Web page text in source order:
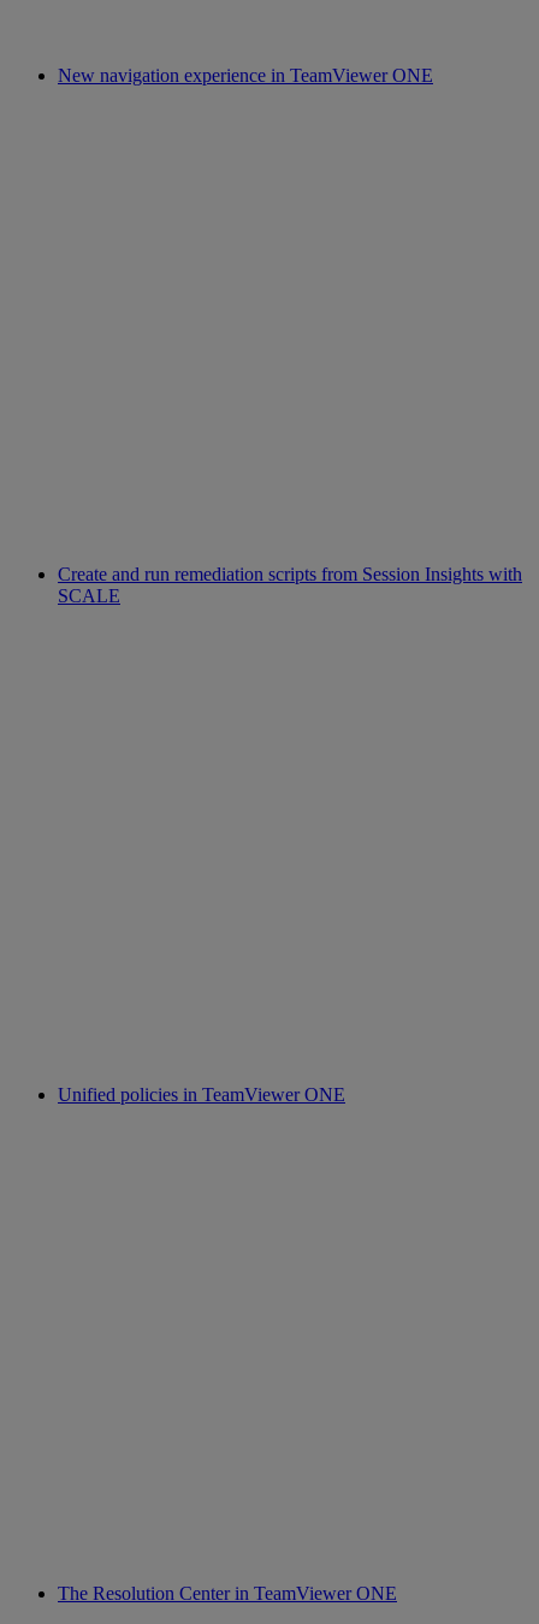
New navigation experience in TeamViewer ONE
Create and run remediation scripts from Session Insights with
SCALE
Unified policies in TeamViewer ONE
The Resolution Center in TeamViewer ONE